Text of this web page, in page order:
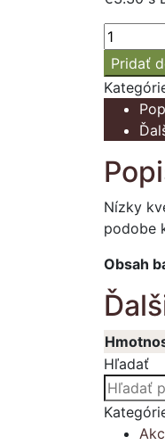
množstvo
Nízky
koberec
Pridať
Nízky
podobe
Obsah
Hľadať
Hľadať: